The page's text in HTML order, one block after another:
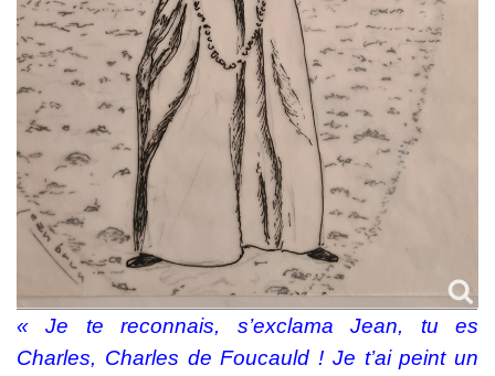
« Je te reconnais, s’exclama Jean, tu es
Charles, Charles de Foucauld ! Je t’ai peint un